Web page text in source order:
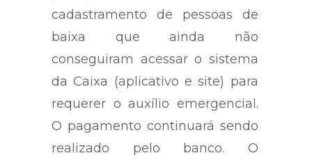
cadastramento de pessoas de
baixa que ainda não
conseguiram acessar o sistema
da Caixa (aplicativo e site) para
requerer o auxílio emergencial.
O pagamento continuará sendo
realizado pelo banco. O